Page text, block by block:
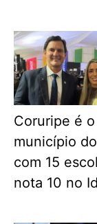
Coruripe é
município
com 15
nota 10 no